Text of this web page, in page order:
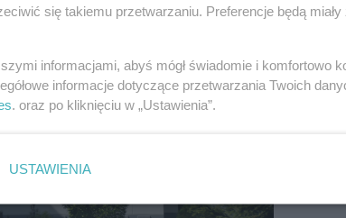
się takiemu przetwarzaniu. Preferencje będą
informacjami, abyś mógł świadomie i komfortowo
informacje dotyczące przetwarzania Twoich
. oraz po kliknięciu w „Ustawienia”.
USTAWIENIA